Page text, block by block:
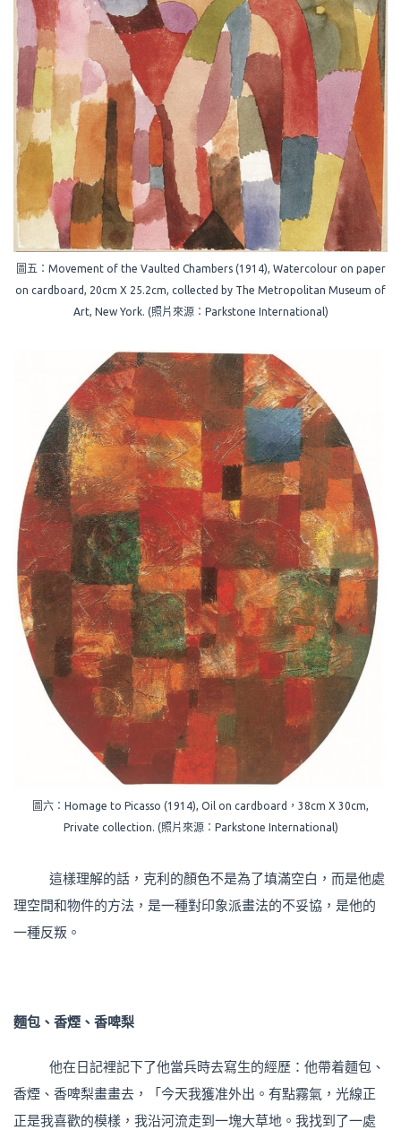
圖五：Movement of the Vaulted Chambers (1914), Watercolour on paper
on cardboard, 20cm X 25.2cm, collected by The Metropolitan Museum of
Art, New York. (照片來源：Parkstone International)
圖六：Homage to Picasso (1914), Oil on cardboard，38cm X 30cm,
Private collection. (照片來源：Parkstone International)
這樣理解的話，克利的顏色不是為了填滿空白，而是他處
理空間和物件的方法，是一種對印象派畫法的不妥協，是他的
一種反叛。
麵包、香煙、香啤梨
他在日記裡記下了他當兵時去寫生的經歷：他帶着麵包、
香煙、香啤梨畫畫去，「今天我獲准外出。有點霧氣，光線正
正是我喜歡的模樣，我沿河流走到一塊大草地。我找到了一處